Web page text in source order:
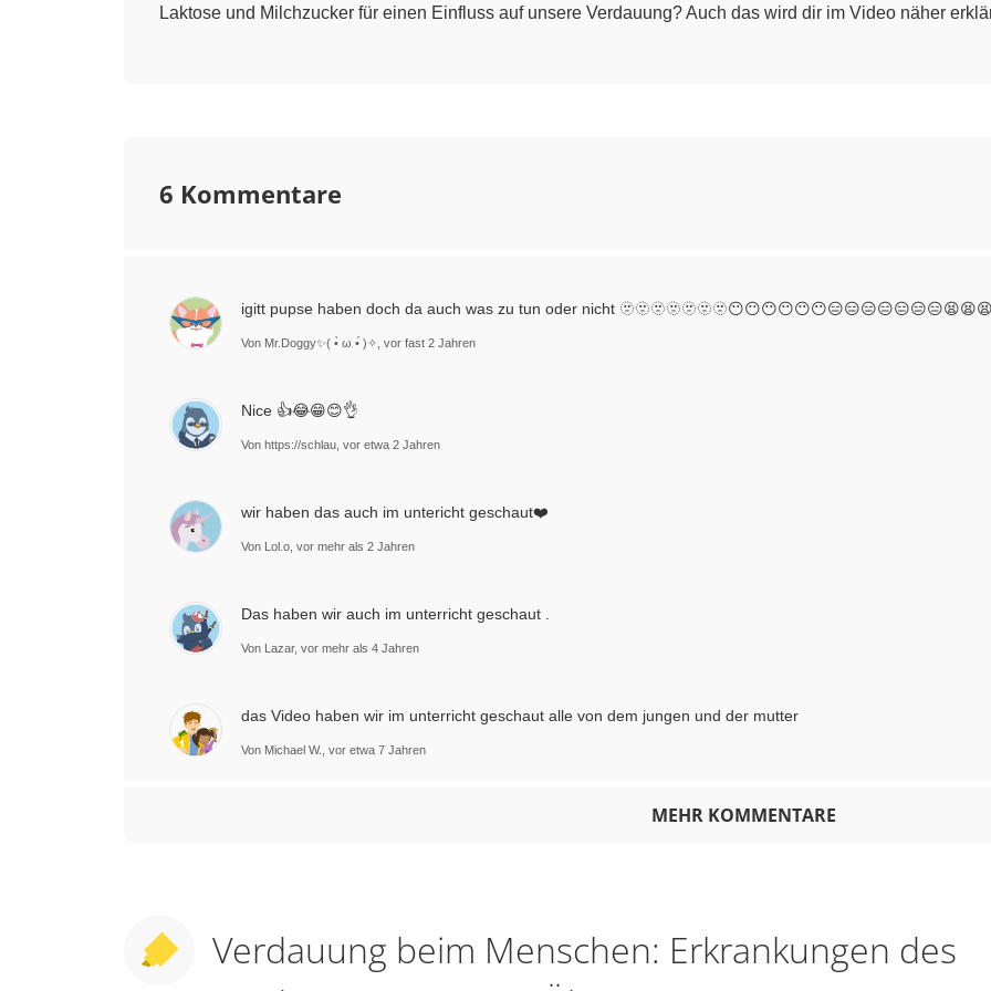
Laktose und Milchzucker für einen Einfluss auf unsere Verdauung? Auch das wird dir im Video näher
6 Kommentare
igitt pupse haben doch da auch was zu tun oder nicht
Von Mr.Doggy✨( •̀ ω •́ )✧, vor fast 2 Jahren
Nice 👍😂😁😊👌
Von https://schlau, vor etwa 2 Jahren
wir haben das auch im untericht geschaut❤️
Von Lol.o‍, vor mehr als 2 Jahren
Das haben wir auch im unterricht geschaut .
Von Lazar, vor mehr als 4 Jahren
das Video haben wir im unterricht geschaut alle von dem jungen und der mutter
Von Michael W., vor etwa 7 Jahren
MEHR KOMMENTARE
Verdauung beim Menschen: Erkrankungen des